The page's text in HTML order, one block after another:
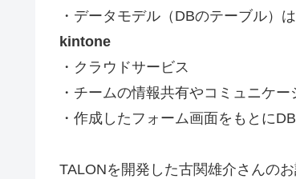
・データモデル（DBのテーブル）
kintone
・クラウドサービス
・チームの情報共有やコミュニケー
・作成したフォーム画面をもとに
TALONを開発した古関雄介さんの